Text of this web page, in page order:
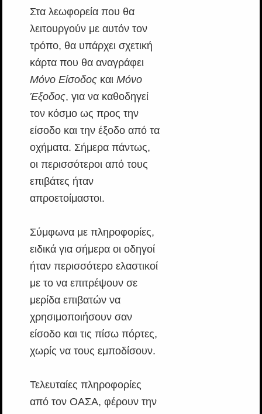
Στα λεωφορεία που θα
λειτουργούν με αυτόν τον
τρόπο, θα υπάρχει σχετική
κάρτα που θα αναγράφει
Μόνο Είσοδοςκαι Μόνο
Έξοδος, για να καθοδηγεί
τον κόσμο ως προς την
είσοδο και την έξοδο από τα
οχήματα. Σήμερα πάντως,
οι περισσότεροι από τους
επιβάτες ήταν
απροετοίμαστοι.
Σύμφωνα με πληροφορίες,
ειδικά για σήμερα οι οδηγοί
ήταν περισσότερο ελαστικοί
με το να επιτρέψουν σε
μερίδα επιβατών να
χρησιμοποιήσουν σαν
είσοδο και τις πίσω πόρτες,
χωρίς να τους εμποδίσουν.
Τελευταίες πληροφορίες
από τον ΟΑΣΑ, φέρουν την